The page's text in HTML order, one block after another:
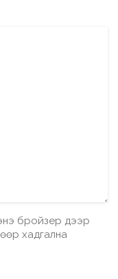
бройзер дээр
хадгална